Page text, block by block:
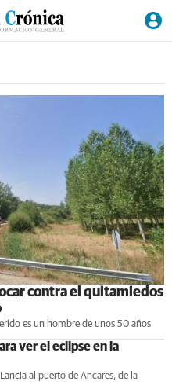
contra el quitamiedos
es un hombre de unos 50 años
ver el eclipse en la
al puerto de Ancares, de la